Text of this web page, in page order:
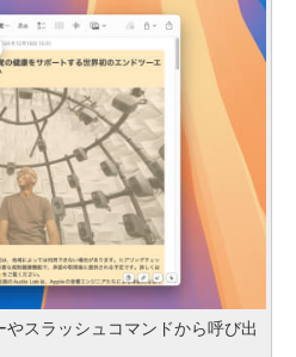
スラッシュコマンドから呼び出